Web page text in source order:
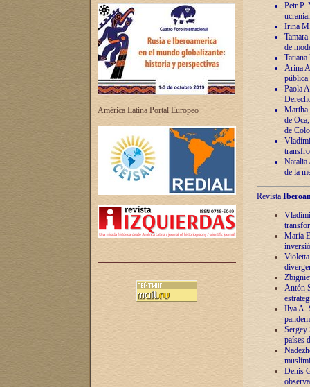
América Latina Portal Europeo
Petr P.
Irina
de
Arina
pública
Paola
Martha
de
de
Natalia
de la
Revista
María
Antón
Ilya A.
Sergey
países
Denis